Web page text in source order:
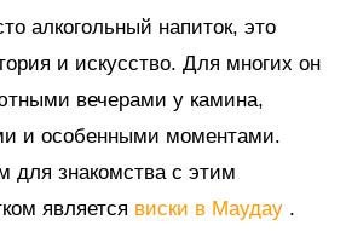
алкогольный напиток, это
и искусство. Для многих он
вечерами у камина,
и особенными моментами.
для знакомства с этим
является виски в Маудау .